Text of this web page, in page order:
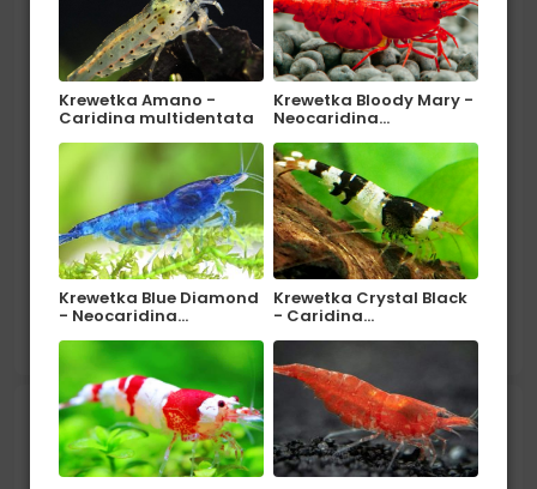
Pochodzenie: Ameryka Południowa (Brazylia,
Paragwaj, Argentyna). Środowisko: W naturze
zamieszkuje gęsto zarośnięte rzeki o wolno
płynących i przejrzystych...
czytaj więcej
Pielęgniczka krasnopręga -
Apistograma hongsloi
Krewetka Amano -
Caridina multidentata
Krewetka Bloody Mary -
Neocaridina…
Krewetka Blue Diamond
- Neocaridina…
Krewetka Crystal Black
- Caridina…